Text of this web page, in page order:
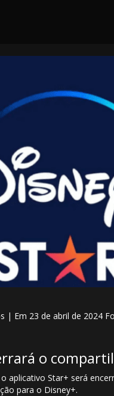
| Em 23 de abril de 2024
o
aplicativo Star+ será
para o Disney+.